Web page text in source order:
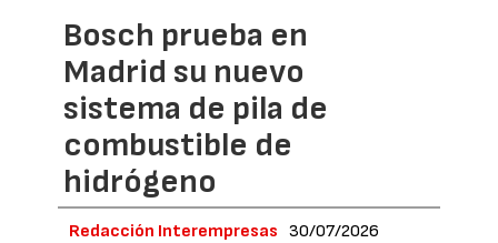
Bosch prueba en
Madrid su nuevo
sistema de pila de
combustible de
hidrógeno
Redacción Interempresas 30/07/2026